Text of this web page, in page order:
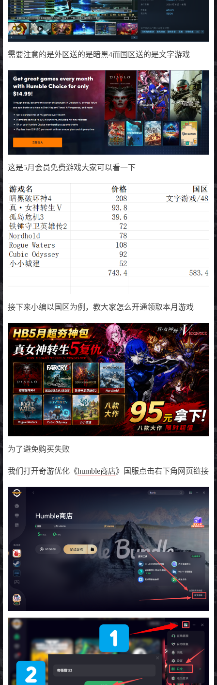
需要注意的是外区送的是暗黑4而国区送的是文字游戏
这是5月会员免费游戏大家可以看一下
接下来小编以国区为例，教大家怎么开通领取本月游戏
为了避免购买失败
我们打开奇游优化《humble商店》国服点击右下角网页链接